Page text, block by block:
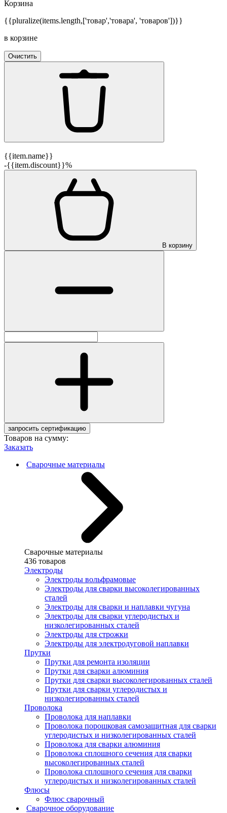
Корзина
{{pluralize(items.length,['товар','товара', 'товаров'])}}
в корзине
Очистить
{{item.name}}
-{{item.discount}}%
В корзину
запросить сертификацию
Товаров на сумму:
Заказать
Сварочные материалы
Сварочные материалы
436 товаров
Электроды
Электроды вольфрамовые
Электроды для сварки высоколегированных
сталей
Электроды для сварки и наплавки чугуна
Электроды для сварки углеродистых и
низколегированных сталей
Электроды для строжки
Электроды для электродуговой наплавки
Прутки
Прутки для ремонта изоляции
Прутки для сварки алюминия
Прутки для сварки высоколегированных сталей
Прутки для сварки углеродистых и
низколегированных сталей
Проволока
Проволока для наплавки
Проволока порошковая самозащитная для сварки
углеродистых и низколегированных сталей
Проволока для сварки алюминия
Проволока сплошного сечения для сварки
высоколегированных сталей
Проволока сплошного сечения для сварки
углеродистых и низколегированных сталей
Флюсы
Флюс сварочный
Сварочное оборудование